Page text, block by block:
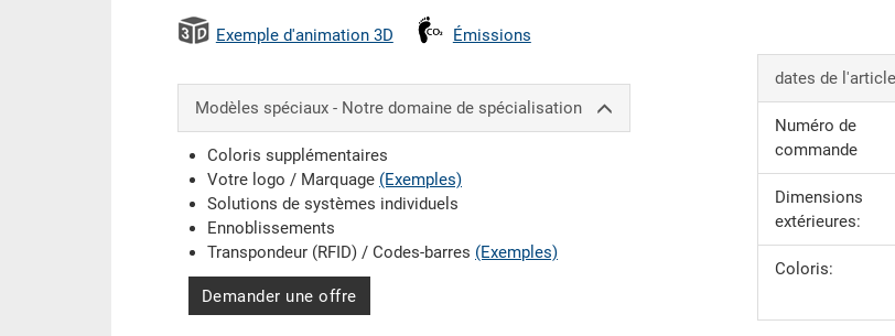
Exemple d'animation 3D Émissions
Modèles spéciaux - Notre domaine de spécialisation
Coloris supplémentaires
Votre logo / Marquage (Exemples)
Solutions de systèmes individuels
Ennoblissements
Transpondeur (RFID) / Codes-barres (Exemples)
Demander une offre
dates de l'article
Numéro de
commande
Dimensions
extérieures:
Coloris: